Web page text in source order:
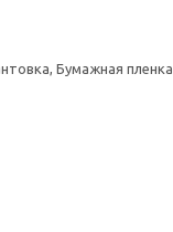
Бумажная пленка